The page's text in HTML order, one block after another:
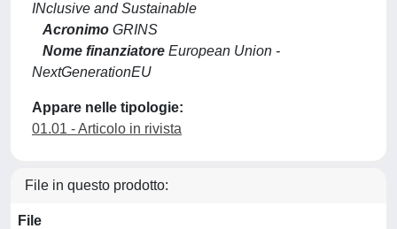
INclusive and Sustainable
Acronimo GRINS
Nome finanziatore European Union -
NextGenerationEU
Appare nelle tipologie:
01.01 - Articolo in rivista
File in questo prodotto:
File